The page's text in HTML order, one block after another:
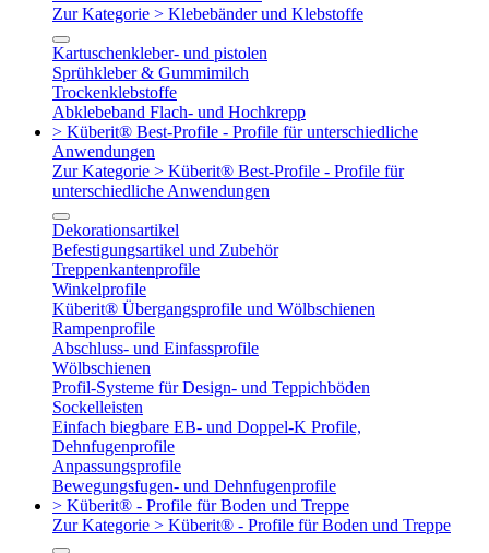
Zur Kategorie > Klebebänder und Klebstoffe
Kartuschenkleber- und pistolen
Sprühkleber & Gummimilch
Trockenklebstoffe
Abklebeband Flach- und Hochkrepp
> Küberit® Best-Profile - Profile für unterschiedliche
Anwendungen
Zur Kategorie > Küberit® Best-Profile - Profile für
unterschiedliche Anwendungen
Dekorationsartikel
Befestigungsartikel und Zubehör
Treppenkantenprofile
Winkelprofile
Küberit® Übergangsprofile und Wölbschienen
Rampenprofile
Abschluss- und Einfassprofile
Wölbschienen
Profil-Systeme für Design- und Teppichböden
Sockelleisten
Einfach biegbare EB- und Doppel-K Profile,
Dehnfugenprofile
Anpassungsprofile
Bewegungsfugen- und Dehnfugenprofile
> Küberit® - Profile für Boden und Treppe
Zur Kategorie > Küberit® - Profile für Boden und Treppe